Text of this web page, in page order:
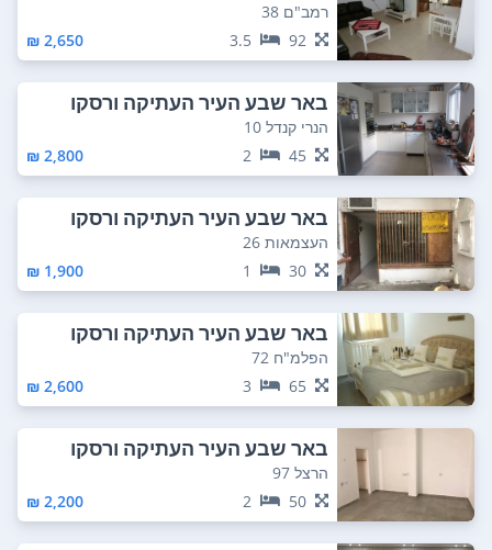
רמב"ם 38
92
3.5
2,650 ₪
באר שבע העיר העתיקה ורסקו
הנרי קנדל 10
45
2
2,800 ₪
באר שבע העיר העתיקה ורסקו
העצמאות 26
30
1
1,900 ₪
באר שבע העיר העתיקה ורסקו
הפלמ"ח 72
65
3
2,600 ₪
באר שבע העיר העתיקה ורסקו
הרצל 97
50
2
2,200 ₪